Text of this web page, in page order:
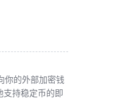
你的外部加密钱
支持稳定币的即